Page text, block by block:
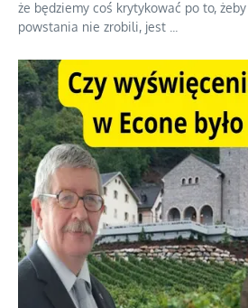
Ciemna strona podręcznikowych mitów
Historia jest doświadczeniem